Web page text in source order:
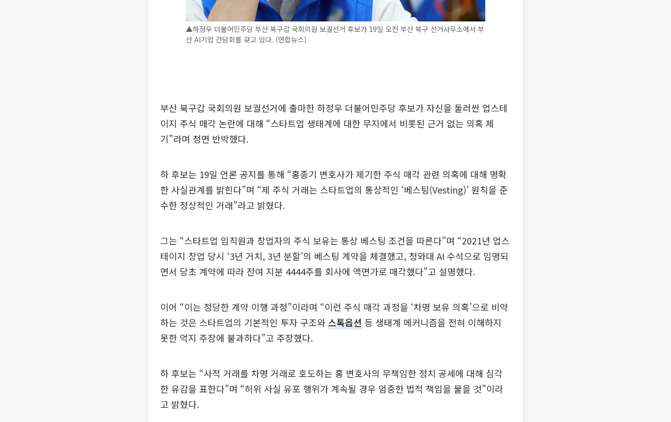
▲하정우 더불어민주당 부산 북구갑 국회의원 보궐선거 후보가 19일 오전 부산 북구 선거사무소에서 부
산 AI기업 간담회를 갖고 있다. (연합뉴스)
부산 북구갑 국회의원 보궐선거에 출마한 하정우 더불어민주당 후보가 자신을 둘러싼 업스테
이지 주식 매각 논란에 대해 “스타트업 생태계에 대한 무지에서 비롯된 근거 없는 의혹 제
기”라며 정면 반박했다.
하 후보는 19일 언론 공지를 통해 “홍종기 변호사가 제기한 주식 매각 관련 의혹에 대해 명확
한 사실관계를 밝힌다”며 “제 주식 거래는 스타트업의 통상적인 ‘베스팅(Vesting)’ 원칙을 준
수한 정상적인 거래”라고 밝혔다.
그는 “스타트업 임직원과 창업자의 주식 보유는 통상 베스팅 조건을 따른다”며 “2021년 업스
테이지 창업 당시 ‘3년 거치, 3년 분할’의 베스팅 계약을 체결했고, 청와대 AI 수석으로 임명되
면서 당초 계약에 따라 잔여 지분 4444주를 회사에 액면가로 매각했다”고 설명했다.
이어 “이는 정당한 계약 이행 과정”이라며 “이런 주식 매각 과정을 ‘차명 보유 의혹’으로 비약
하는 것은 스타트업의 기본적인 투자 구조와스톡옵션 등 생태계 메커니즘을 전혀 이해하지
못한 억지 주장에 불과하다”고 주장했다.
하 후보는 “사적 거래를 차명 거래로 호도하는 홍 변호사의 무책임한 정치 공세에 대해 심각
한 유감을 표한다”며 “허위 사실 유포 행위가 계속될 경우 엄중한 법적 책임을 물을 것”이라
고 밝혔다.